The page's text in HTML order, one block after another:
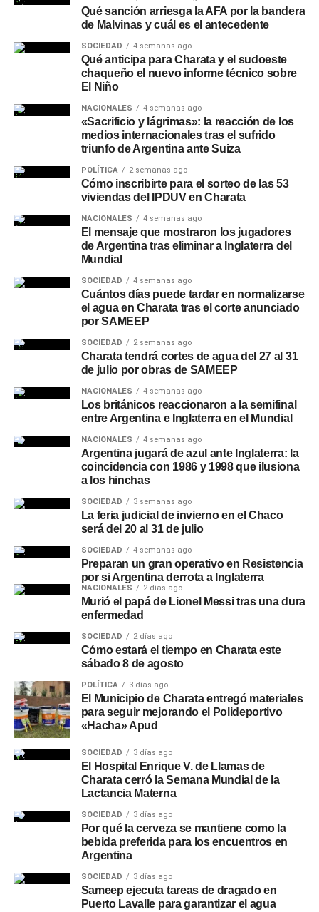
de un vaso o copa. Esta práctica permite la liberación del
exceso de gas carbónico, reduciendo la sensación de
pesadez e hinchazón y resaltando las notas del lúpulo y
urbanas y notas deSociedad en nuestro sitio web .
Qué sanción arriesga la AFA por la bandera
de Malvinas y cuál es el antecedente
SOCIEDAD 4 semanas ago
Qué anticipa para Charata y el sudoeste
chaqueño el nuevo informe técnico sobre
El Niño
NACIONALES 4 semanas ago
«Sacrificio y lágrimas»: la reacción de los
medios internacionales tras el sufrido
triunfo de Argentina ante Suiza
POLÍTICA 2 semanas ago
Cómo inscribirte para el sorteo de las 53
viviendas del IPDUV en Charata
NACIONALES 4 semanas ago
El mensaje que mostraron los jugadores
de Argentina tras eliminar a Inglaterra del
Mundial
SOCIEDAD 4 semanas ago
Cuántos días puede tardar en normalizarse
el agua en Charata tras el corte anunciado
por SAMEEP
SOCIEDAD 2 semanas ago
Charata tendrá cortes de agua del 27 al 31
de julio por obras de SAMEEP
NACIONALES 4 semanas ago
Los británicos reaccionaron a la semifinal
entre Argentina e Inglaterra en el Mundial
NACIONALES 4 semanas ago
Argentina jugará de azul ante Inglaterra: la
coincidencia con 1986 y 1998 que ilusiona
a los hinchas
SOCIEDAD 3 semanas ago
La feria judicial de invierno en el Chaco
será del 20 al 31 de julio
SOCIEDAD 4 semanas ago
Preparan un gran operativo en Resistencia
por si Argentina derrota a Inglaterra
NACIONALES 2 días ago
Murió el papá de Lionel Messi tras una dura
enfermedad
SOCIEDAD 2 días ago
Cómo estará el tiempo en Charata este
sábado 8 de agosto
POLÍTICA 3 días ago
El Municipio de Charata entregó materiales
para seguir mejorando el Polideportivo
«Hacha» Apud
SOCIEDAD 3 días ago
El Hospital Enrique V. de Llamas de
Charata cerró la Semana Mundial de la
Lactancia Materna
SOCIEDAD 3 días ago
Por qué la cerveza se mantiene como la
bebida preferida para los encuentros en
Argentina
SOCIEDAD 3 días ago
Sameep ejecuta tareas de dragado en
Puerto Lavalle para garantizar el agua